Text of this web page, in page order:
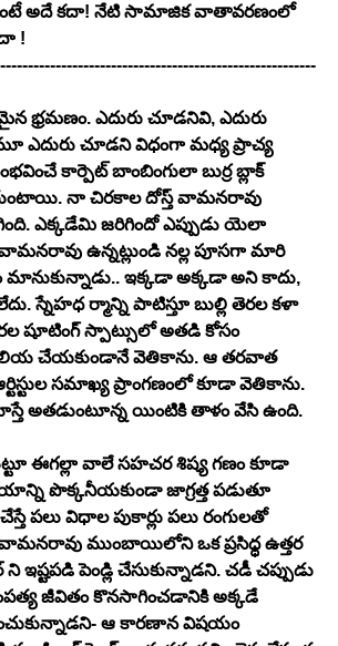
అదే కదా! నేటి సామాజిక వాతావరణంలో
!
భ్రమణం. ఎదురు చూడనివి, ఎదురు
ఎదురు చూడని విధంగా మధ్య ప్రాచ్య
కార్పెట్ బాంబింగులా బుర్ర బ్లాక్
నా చిరకాల దోస్త్ వామనరావు
ఎక్కడేమి జరిగిందో ఎప్పుడు యెలా
ఉన్నట్లుండి నల్ల పూసగా మారి
మానుకున్నాడు.. ఇక్కడా అక్కడా అని కాదు,
స్నేహధ ర్మాన్ని పాటిస్తూ బుల్లి తెరల కళా
షూటింగ్ స్పాట్సులో అతడి కోసం
చేయకుండానే వెతికాను. ఆ తరవాత
సమాఖ్య ప్రాంగణంలో కూడా వెతికాను.
అతడుంటూన్న యింటికి తాళం వేసి ఉంది.
ఈగల్లా వాలే సహచర శిష్య గణం కూడా
పొక్కనీయకుండా జాగ్రత్త పడుతూ
చేస్తే పలు విధాల పుకార్లు పలు రంగులతో
ముంబాయిలోని ఒక ప్రసిధ్ధ ఉత్తర
పెండ్లి చేసుకున్నాడని. చడీ చప్పుడు
జీవితం కొనసాగించడానికి అక్కడే
ఆ కారణాన విషయం